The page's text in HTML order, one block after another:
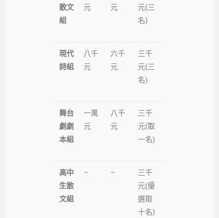
散文
組
元
元
元(三
名)
現代
詩組
八千
元
六千
元
三千
元(三
名)
舞台
劇劇
本組
一萬
元
八千
元
三千
元(取
一名)
高中
生散
文組
– –
三千
元(優
選取
十名)